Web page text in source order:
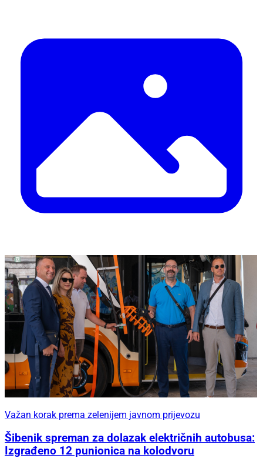
Važan korak prema zelenijem javnom prijevozu
Šibenik spreman za dolazak električnih autobusa:
Izgrađeno 12 punionica na kolodvoru